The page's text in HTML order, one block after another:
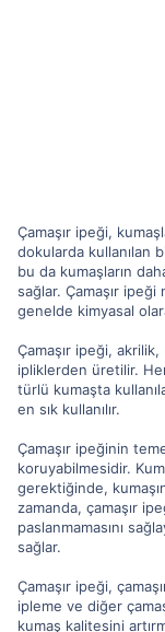
Çamaşır ipeği,
dokularda kullanılan
bu da kumaşların
sağlar. Çamaşır
genelde kimyasal
Çamaşır ipeği,
ipliklerden üretilir.
türlü kumaşta
en sık kullanılır.
Çamaşır ipeğinin
koruyabilmesidir.
gerektiğinde, kumaşın
zamanda, çamaşır
paslanmamasını
sağlar.
Çamaşır ipeği,
ipleme ve diğer
kumaş kalitesini